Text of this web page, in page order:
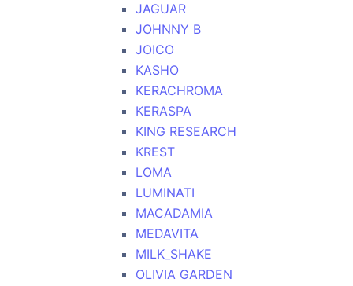
JAGUAR
JOHNNY B
JOICO
KASHO
KERACHROMA
KERASPA
KING RESEARCH
KREST
LOMA
LUMINATI
MACADAMIA
MEDAVITA
MILK_SHAKE
OLIVIA GARDEN